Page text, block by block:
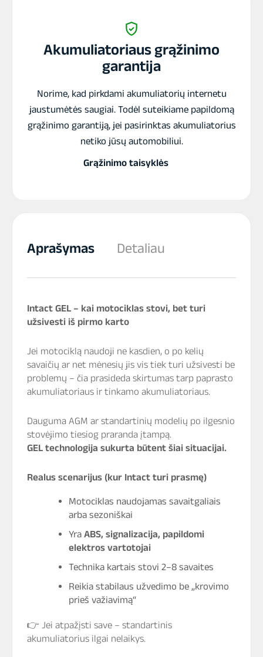
Akumuliatoriaus grąžinimo
garantija
Norime, kad pirkdami akumuliatorių internetu
jaustumėtės saugiai. Todėl suteikiame papildomą
grąžinimo garantiją, jei pasirinktas akumuliatorius
netiko jūsų automobiliui.
Grąžinimo taisyklės
Aprašymas Detaliau
Intact GEL – kai motociklas stovi, bet turi
užsivesti iš pirmo karto
Jei motociklą naudoji ne kasdien, o po kelių
savaičių ar net mėnesių jis vis tiek turi užsivesti be
problemų – čia prasideda skirtumas tarp paprasto
akumuliatoriaus ir tinkamo akumuliatoriaus.
Dauguma AGM ar standartinių modelių po ilgesnio
stovėjimo tiesiog praranda įtampą.
GEL technologija sukurta būtent šiai situacijai.
Realus scenarijus (kur Intact turi prasmę)
Motociklas naudojamas savaitgaliais
arba sezoniškai
Yra ABS, signalizacija, papildomi
elektros vartotojai
Technika kartais stovi 2–8 savaites
Reikia stabilaus užvedimo be „krovimo
prieš važiavimą“
👉 Jei atpažįsti save – standartinis
akumuliatorius ilgai nelaikys.